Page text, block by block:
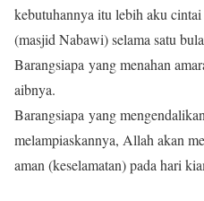
kebutuhannya itu lebih aku
(masjid Nabawi) selama satu
Barangsiapa yang menahan
aibnya.
Barangsiapa yang
melampiaskannya, Allah akan
aman (keselamatan) pada hari